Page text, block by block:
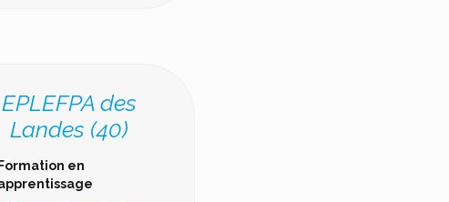
EPLEFPA des
Landes (40)
Formation en